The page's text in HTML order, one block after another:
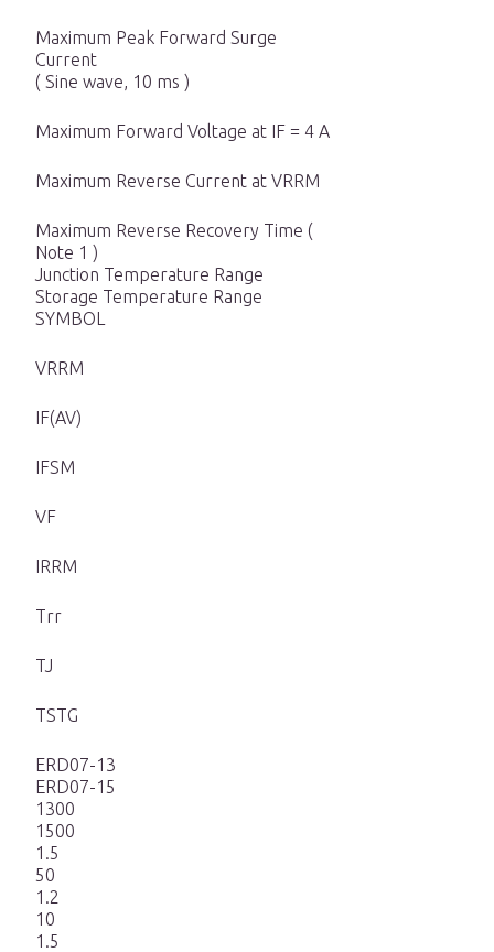
Maximum Peak Forward Surge
Current
( Sine wave, 10 ms )
Maximum Forward Voltage at IF = 4 A
Maximum Reverse Current at VRRM
Maximum Reverse Recovery Time (
Note 1 )
Junction Temperature Range
Storage Temperature Range
SYMBOL
VRRM
IF(AV)
IFSM
VF
IRRM
Trr
TJ
TSTG
ERD07-13
ERD07-15
1300
1500
1.5
50
1.2
10
1.5